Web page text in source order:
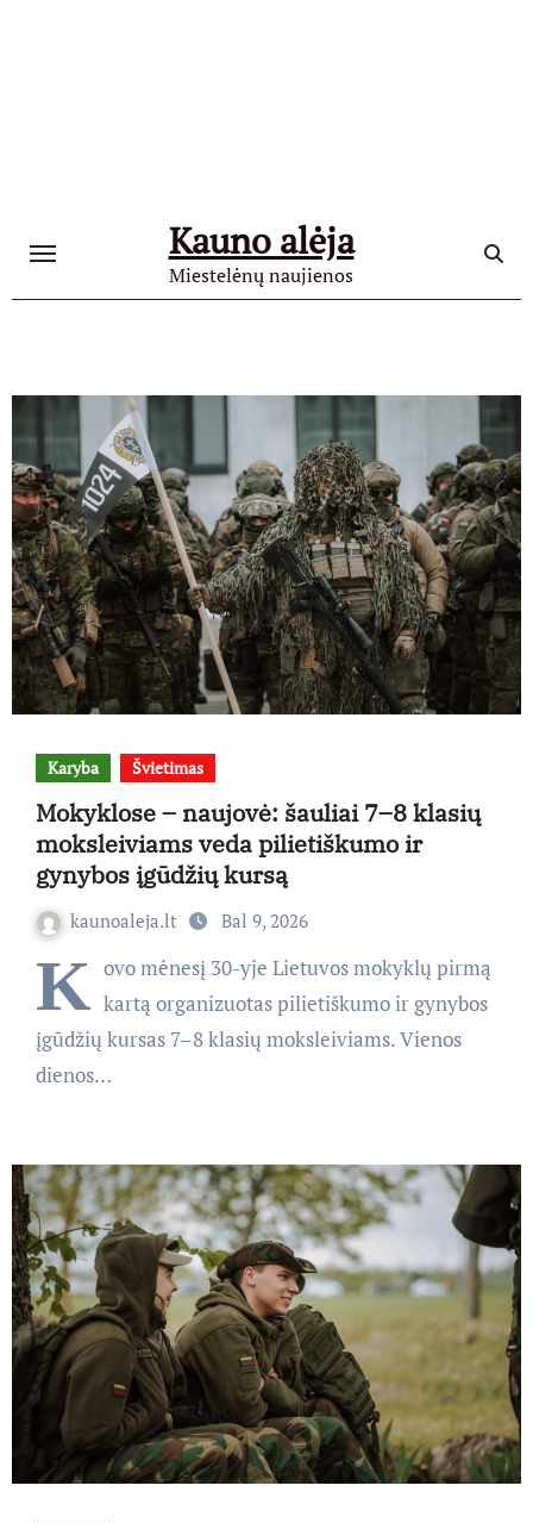
Kauno alėja
Miestelėnų naujienos
Karyba Švietimas
Mokyklose – naujovė: šauliai 7–8 klasių
moksleiviams veda pilietiškumo ir
gynybos įgūdžių kursą
kaunoaleja.lt Bal 9, 2026
K ovo mėnesį 30-yje Lietuvos mokyklų pirmą
kartą organizuotas pilietiškumo ir gynybos
įgūdžių kursas 7–8 klasių moksleiviams. Vienos
dienos…